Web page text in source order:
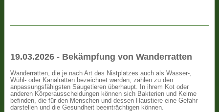
19.03.2026 - Bekämpfung von Wanderratten
Wanderratten, die je nach Art des Nistplatzes auch als Wasser-,
Wühl- oder Kanalratten bezeichnet werden, zählen zu den
anpassungsfähigsten Säugetieren überhaupt. In ihrem Kot oder
anderen Körperausscheidungen können sich Bakterien und Keime
befinden, die für den Menschen und dessen Haustiere eine Gefahr
darstellen und die Gesundheit beeinträchtigen können.